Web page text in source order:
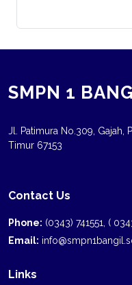
SMPN 1
Jl. Patimura No.309, Gajah,
Timur 67153
Contact Us
Phone: (0343) 741551, (
Email:
Links